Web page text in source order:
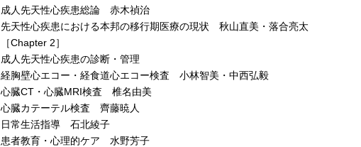
成人先天性心疾患総論 赤木禎治
先天性心疾患における本邦の移行期医療の現状 秋山直美・落合亮太
［Chapter 2］
成人先天性心疾患の診断・管理
経胸壁心エコー・経食道心エコー検査 小林智美・中西弘毅
心臓CT・心臓MRI検査 椎名由美
心臓カテーテル検査 齊藤暁人
日常生活指導 石北綾子
患者教育・心理的ケア 水野芳子